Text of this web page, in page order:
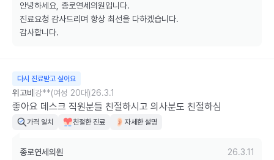
안녕하세요, 종로연세의원입니다.
진료요청 감사드리며 항상 최선을 다하겠습니다.
감사합니다.
다시 진료받고 싶어요
위고비 강**(여성 20대)26.3.1
좋아요 데스크 직원분들 친절하시고 의사분도 친절하심
가격 일치 친절한 진료 자세한 설명
종로연세의원
26.3.11